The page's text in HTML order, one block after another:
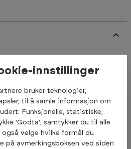
motstand
innstillinger
bruker teknologier,
til å samle informasjon om
Funksjonelle, statistiske,
'Godta', samtykker du til alle
også velge hvilke formål du
på avmerkingsboksen ved siden